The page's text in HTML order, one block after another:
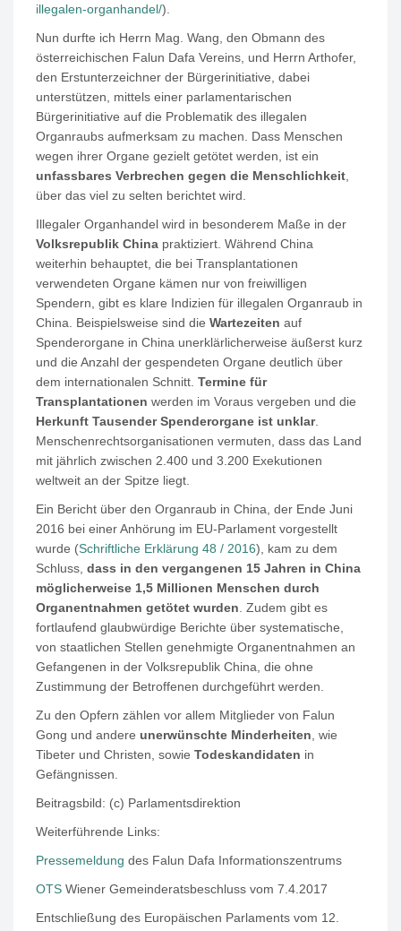
illegalen-organhandel/).
Nun durfte ich Herrn Mag. Wang, den Obmann des
österreichischen Falun Dafa Vereins, und Herrn Arthofer,
den Erstunterzeichner der Bürgerinitiative, dabei
unterstützen, mittels einer parlamentarischen
Bürgerinitiative auf die Problematik des illegalen
Organraubs aufmerksam zu machen. Dass Menschen
wegen ihrer Organe gezielt getötet werden, ist ein
unfassbares Verbrechen gegen die Menschlichkeit
über das viel zu selten berichtet wird.
Illegaler Organhandel wird in besonderem Maße in der
Volksrepublik China praktiziert. Während China
weiterhin behauptet, die bei Transplantationen
verwendeten Organe kämen nur von freiwilligen
Spendern, gibt es klare Indizien für illegalen Organraub in
China. Beispielsweise sind die Wartezeiten auf
Spenderorgane in China unerklärlicherweise äußerst kurz
und die Anzahl der gespendeten Organe deutlich über
dem internationalen Schnitt. Termine für
Transplantationen werden im Voraus vergeben und die
Herkunft Tausender Spenderorgane ist unklar.
Menschenrechtsorganisationen vermuten, dass das Land
mit jährlich zwischen 2.400 und 3.200 Exekutionen
weltweit an der Spitze liegt.
Ein Bericht über den Organraub in China, der Ende Juni
2016 bei einer Anhörung im EU-Parlament vorgestellt
wurde (Schriftliche Erklärung 48 / 2016), kam zu dem
Schluss, dass in den vergangenen 15 Jahren in China
möglicherweise 1,5 Millionen Menschen durch
Organentnahmen getötet wurden . Zudem gibt es
fortlaufend glaubwürdige Berichte über systematische,
von staatlichen Stellen genehmigte Organentnahmen an
Gefangenen in der Volksrepublik China, die ohne
Zustimmung der Betroffenen durchgeführt werden.
Zu den Opfern zählen vor allem Mitglieder von Falun
Gong und andere unerwünschte Minderheiten , wie
Tibeter und Christen, sowie Todeskandidaten in
Gefängnissen.
Beitragsbild: (c) Parlamentsdirektion
Weiterführende Links:
Pressemeldung des Falun Dafa Informationszentrums
OTS Wiener Gemeinderatsbeschluss vom 7.4.2017
Entschließung des Europäischen Parlaments vom 12.